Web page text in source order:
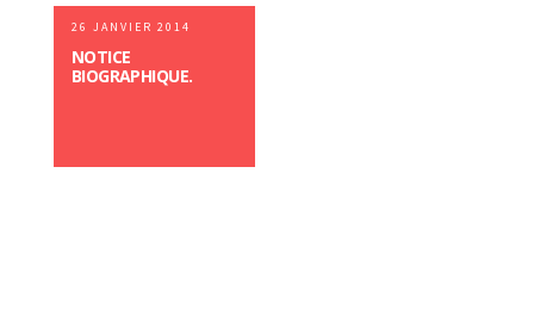
26 JANVIER 2014
NOTICE
BIOGRAPHIQUE.